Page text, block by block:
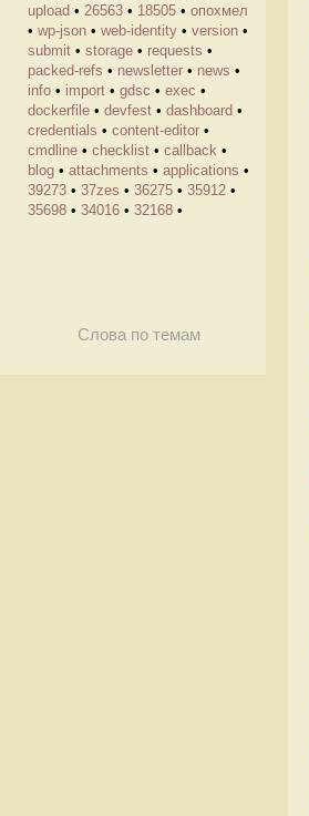
upload • 26563 • 18505 • опохмел
• wp-json • web-identity • version •
submit • storage • requests •
packed-refs • newsletter • news •
info • import • gdsc • exec •
dockerfile • devfest • dashboard •
credentials • content-editor •
cmdline • checklist • callback •
blog • attachments • applications •
39273 • 37zes • 36275 • 35912 •
35698 • 34016 • 32168 •
Слова по темам